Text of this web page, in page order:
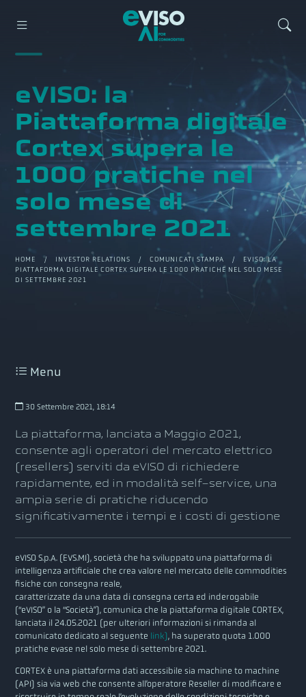
eVISO: la
Piattaforma digitale
Cortex supera le
1000 pratiche nel
solo mese di
settembre 2021
HOME / INVESTOR RELATIONS /COMUNICATI STAMPA / EVISO: LA
PIATTAFORMA DIGITALE CORTEX SUPERA LE 1000 PRATICHE NEL SOLO MESE
DI SETTEMBRE 2021
Menu
30 Settembre 2021, 18:14
La piattaforma, lanciata a Maggio 2021,
consente agli operatori del mercato elettrico
(resellers) serviti da eVISO di richiedere
rapidamente, ed in modalità self-service, una
ampia serie di pratiche riducendo
significativamente i tempi e i costi di gestione
eVISO S.p.A. (EVS.MI), società che ha sviluppato una piattaforma di
intelligenza artificiale che crea valore nel mercato delle commodities
fisiche con consegna reale,
caratterizzate da una data di consegna certa ed inderogabile
(“eVISO” o la “Società”), comunica che la piattaforma digitale CORTEX,
lanciata il 24.05.2021 (per ulteriori informazioni si rimanda al
comunicato dedicato al seguente link), ha superato quota 1.000
pratiche evase nel solo mese di settembre 2021.
CORTEX è una piattaforma dati accessibile sia machine to machine
(API) sia via web che consente all’operatore Reseller di modificare e